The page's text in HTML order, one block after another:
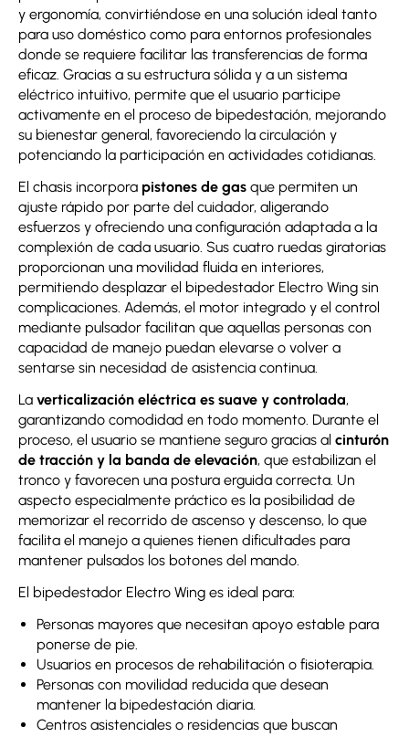
y ergonomía, convirtiéndose en una solución ideal tanto
para uso doméstico como para entornos profesionales
donde se requiere facilitar las transferencias de forma
eficaz. Gracias a su estructura sólida y a un sistema
eléctrico intuitivo, permite que el usuario participe
activamente en el proceso de bipedestación, mejorando
su bienestar general, favoreciendo la circulación y
potenciando la participación en actividades cotidianas.
El chasis incorpora pistones de gas que permiten un
ajuste rápido por parte del cuidador, aligerando
esfuerzos y ofreciendo una configuración adaptada a la
complexión de cada usuario. Sus cuatro ruedas giratorias
proporcionan una movilidad fluida en interiores,
permitiendo desplazar el bipedestador Electro Wing sin
complicaciones. Además, el motor integrado y el control
mediante pulsador facilitan que aquellas personas con
capacidad de manejo puedan elevarse o volver a
sentarse sin necesidad de asistencia continua.
La verticalización eléctrica es suave y controlada,
garantizando comodidad en todo momento. Durante el
proceso, el usuario se mantiene seguro gracias al cinturón
de tracción y la banda de elevación, que estabilizan el
tronco y favorecen una postura erguida correcta. Un
aspecto especialmente práctico es la posibilidad de
memorizar el recorrido de ascenso y descenso, lo que
facilita el manejo a quienes tienen dificultades para
mantener pulsados los botones del mando.
El bipedestador Electro Wing es ideal para:
Personas mayores que necesitan apoyo estable para
ponerse de pie.
Usuarios en procesos de rehabilitación o fisioterapia.
Personas con movilidad reducida que desean
mantener la bipedestación diaria.
Centros asistenciales o residencias que buscan